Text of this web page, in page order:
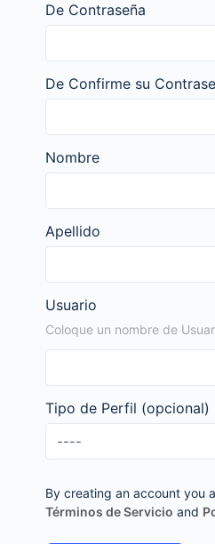
De Contraseña
De Confirme su
Nombre
Apellido
Usuario
Coloque un nombre de
Tipo de Perfil (opcional)
By creating an account you
Términos de Servicio and